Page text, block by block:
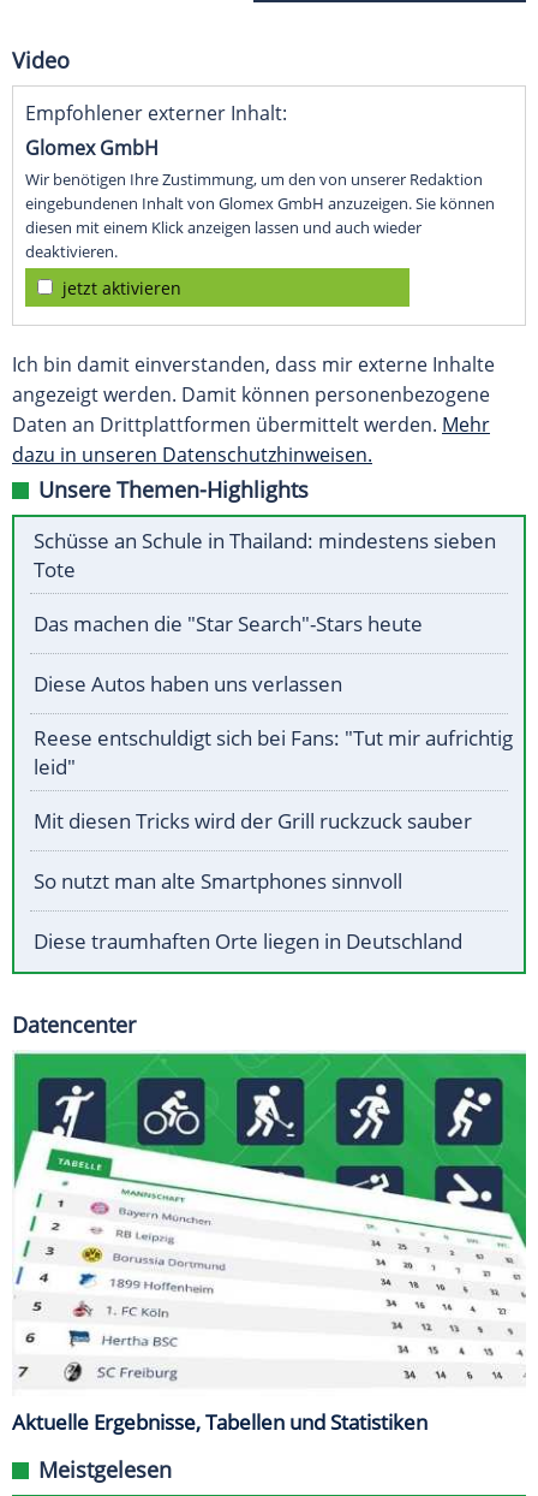
Video
Empfohlener externer Inhalt:
Glomex GmbH
Wir benötigen Ihre Zustimmung, um den von unserer Redaktion
eingebundenen Inhalt von Glomex GmbH anzuzeigen. Sie können
diesen mit einem Klick anzeigen lassen und auch wieder
deaktivieren.
jetzt aktivieren
Ich bin damit einverstanden, dass mir externe Inhalte
angezeigt werden. Damit können personenbezogene
Daten an Drittplattformen übermittelt werden. Mehr
dazu in unseren Datenschutzhinweisen.
Unsere Themen-Highlights
Schüsse an Schule in Thailand: mindestens sieben
Tote
Das machen die "Star Search"-Stars heute
Diese Autos haben uns verlassen
Reese entschuldigt sich bei Fans: "Tut mir aufrichtig
leid"
Mit diesen Tricks wird der Grill ruckzuck sauber
So nutzt man alte Smartphones sinnvoll
Diese traumhaften Orte liegen in Deutschland
Datencenter
Aktuelle Ergebnisse, Tabellen und Statistiken
Meistgelesen